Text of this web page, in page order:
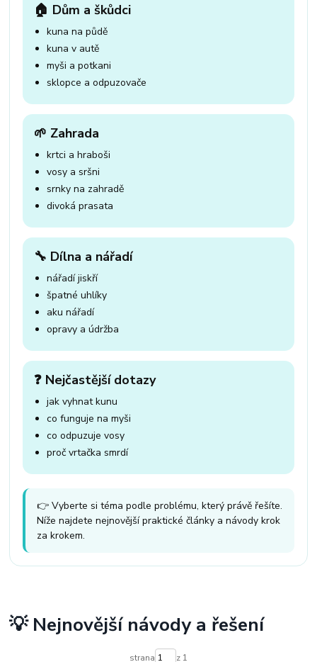
🏠 Dům a škůdci
kuna na půdě
kuna v autě
myši a potkani
sklopce a odpuzovače
🌱 Zahrada
krtci a hraboši
vosy a sršni
srnky na zahradě
divoká prasata
🔧 Dílna a nářadí
nářadí jiskří
špatné uhlíky
aku nářadí
opravy a údržba
❓ Nejčastější dotazy
jak vyhnat kunu
co funguje na myši
co odpuzuje vosy
proč vrtačka smrdí
👉 Vyberte si téma podle problému, který právě řešíte.
Níže najdete nejnovější praktické články a návody krok
za krokem.
💡 Nejnovější návody a řešení
strana z 1